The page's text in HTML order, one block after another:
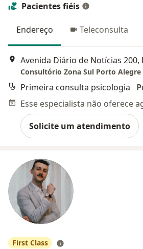
Pacientes fiéis
Endereço Teleconsulta
Avenida Diário de Notícias
Consultório Zona Sul Porto Alegre
Primeira consulta psicologia
Solicite um atendimento
First Class